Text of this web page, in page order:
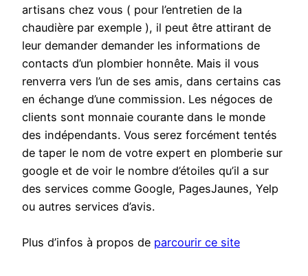
artisans chez vous ( pour l’entretien de la
chaudière par exemple ), il peut être attirant de
leur demander demander les informations de
contacts d’un plombier honnête. Mais il vous
renverra vers l’un de ses amis, dans certains cas
en échange d’une commission. Les négoces de
clients sont monnaie courante dans le monde
des indépendants. Vous serez forcément tentés
de taper le nom de votre expert en plomberie sur
google et de voir le nombre d’étoiles qu’il a sur
des services comme Google, PagesJaunes, Yelp
ou autres services d’avis.
Plus d’infos à propos de parcourir ce site